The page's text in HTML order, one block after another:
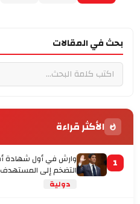
بحث في المقالات
الأكثر قراءة
1
التضخم إلى المستهدف
دولية